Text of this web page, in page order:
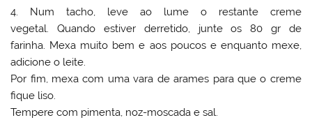
4. Num tacho, leve ao lume o restante creme
vegetal. Quando estiver derretido, junte os 80 gr de
farinha. Mexa muito bem e aos poucos e enquanto mexe,
adicione o leite.
Por fim, mexa com uma vara de arames para que o creme
fique liso.
Tempere com pimenta, noz-moscada e sal.